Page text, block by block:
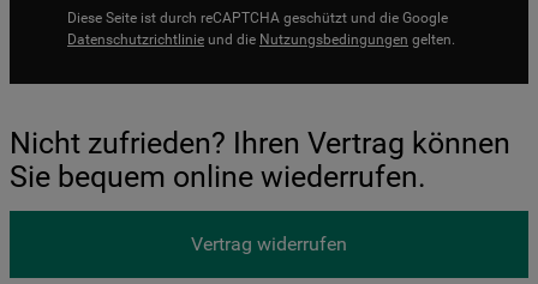
Diese Seite ist durch reCAPTCHA geschützt und die Google
Datenschutzrichtlinie und die Nutzungsbedingungen gelten.
Nicht zufrieden? Ihren Vertrag können
Sie bequem online wiederrufen.
Vertrag widerrufen